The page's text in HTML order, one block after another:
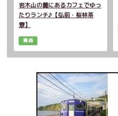
岩木山の麓にあるカフェでゆっ
たりランチ♪【弘前・桜林茶
寮】
青森